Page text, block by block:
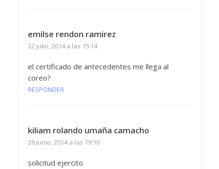
emilse rendon ramirez
22 julio, 2014 a las 15:14
el certificado de antecedentes me llega al
coreo?
RESPONDER
kiliam rolando umaña camacho
26 junio, 2014 a las 19:10
solicitud ejercito